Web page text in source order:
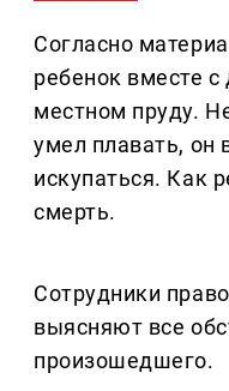
Согласно
ребенок вместе
местном пруду.
умел плавать, он
искупаться. Как
смерть.
Сотрудники
выясняют все
произошедшего.